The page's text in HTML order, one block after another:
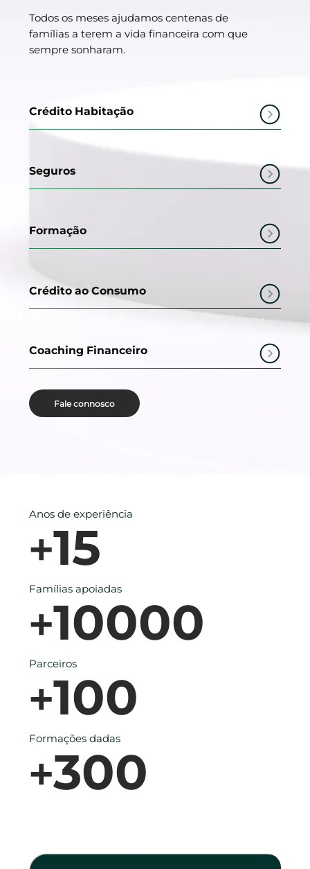
Todos os meses ajudamos centenas de
famílias a terem a vida financeira com que
sempre sonharam.
Crédito Habitação
Seguros
Formação
Crédito ao Consumo
Coaching Financeiro
Fale connosco
Anos de experiência
+15
Famílias apoiadas
+10000
Parceiros
+100
Formações dadas
+300